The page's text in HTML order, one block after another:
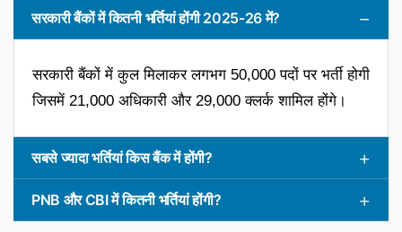
सरकारी बैंकों में कितनी भर्तियां होंगी 2025-26 में?
सरकारी बैंकों में कुल मिलाकर लगभग 50,000 पदों पर भर्ती होगी
जिसमें 21,000 अधिकारी और 29,000 क्लर्क शामिल होंगे।
सबसे ज्यादा भर्तियां किस बैंक में होंगी?
PNB और CBI में कितनी भर्तियां होंगी?